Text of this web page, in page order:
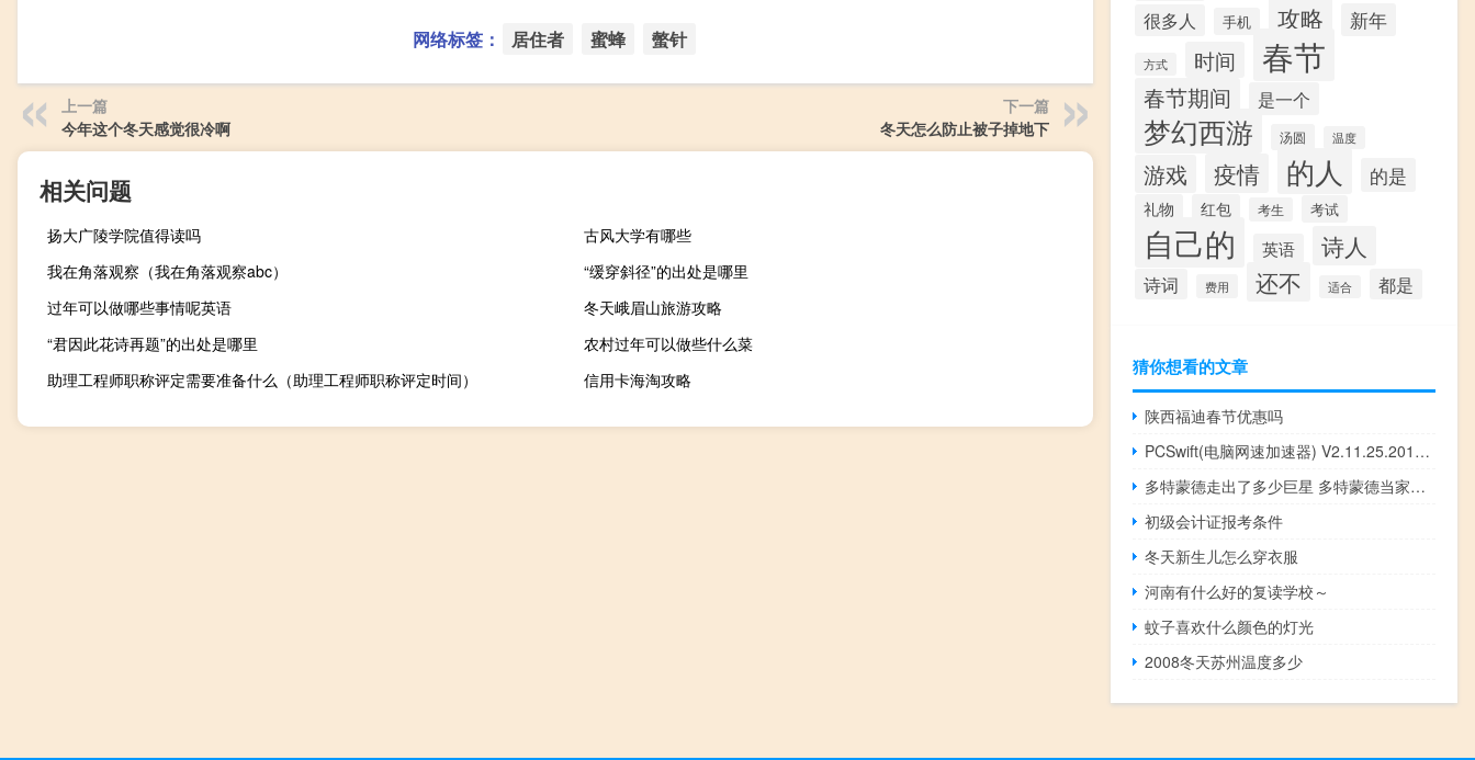
网络标签： 居住者 蜜蜂 螫针
上一篇
今年这个冬天感觉很冷啊
下一篇
冬天怎么防止被子掉地下
相关问题
扬大广陵学院值得读吗
古风大学有哪些
我在角落观察（我在角落观察abc）
“缓穿斜径”的出处是哪里
过年可以做哪些事情呢英语
冬天峨眉山旅游攻略
“君因此花诗再题”的出处是哪里
农村过年可以做些什么菜
助理工程师职称评定需要准备什么（助理工程师职称评定时间）
信用卡海淘攻略
很多人 手机 攻略 新年
方式 时间 春节
春节期间 是一个
梦幻西游 汤圆 温度
游戏 疫情 的人 的是
礼物 红包 考生 考试
自己的 英语 诗人
诗词 费用 还不 适合 都是
猜你想看的文章
陕西福迪春节优惠吗
PCSwift(电脑网速加速器) V2.11.25.2019 官方最新版（PCSwift(电脑网速加速器) V2.11.25.2019 官方最新版功能简介）
多特蒙德走出了多少巨星 多特蒙德当家球星是谁
初级会计证报考条件
冬天新生儿怎么穿衣服
河南有什么好的复读学校～
蚊子喜欢什么颜色的灯光
2008冬天苏州温度多少